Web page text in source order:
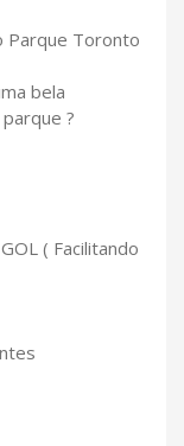
Parque Toronto
bela
?
( Facilitando